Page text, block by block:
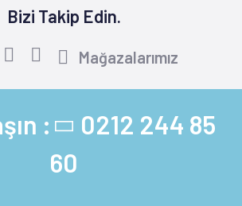
Bizi Takip Edin.
Mağazalarımız
: 0212 244 85
60